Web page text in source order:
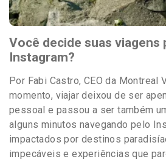
Você decide suas viagens
Instagram?
Por Fabi Castro, CEO da Montreal
momento, viajar deixou de ser
pessoal e passou a ser também
alguns minutos navegando pelo
impactados por destinos
impecáveis e experiências que